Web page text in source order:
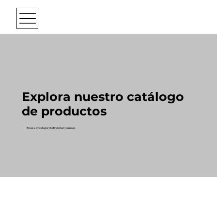
Explora nuestro catálogo
de productos
Browse by category to find what you need.